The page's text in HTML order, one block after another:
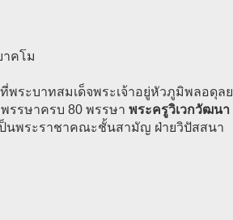
คโม
พระบาทสมเด็จพระเจ้าอยู่หัวภูมิพลอดุลย
รรษาครบ 80 พรรษา พระครูวิเวกวัฒนา
นพระราชาคณะชั้นสามัญ ฝ่ายวิปัสสนา